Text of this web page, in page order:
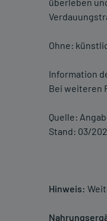
Ohne:
Information
Bei weiteren
Quelle:
Stand: 03/
Hinweis: